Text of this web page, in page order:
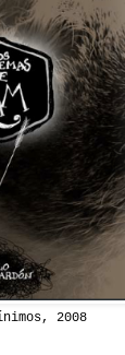
2008